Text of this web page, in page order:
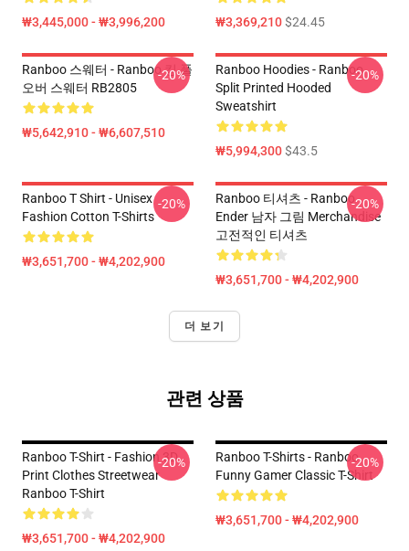
₩3,445,000 - ₩3,996,200 ₩3,369,210$24.45
Ranboo 스웨터 - Ranboo 킹 풀
오버 스웨터 RB2805
₩5,642,910 - ₩6,607,510
-20%
Ranboo Hoodies - Ranboo
Split Printed Hooded
Sweatshirt
₩5,994,300$43.5
-20%
Ranboo T Shirt - Unisex
Fashion Cotton T-Shirts
₩3,651,700 - ₩4,202,900
-20%
Ranboo 티셔츠 - Ranboo
Ender 남자 그림 Merchandise
고전적인 티셔츠
₩3,651,700 - ₩4,202,900
-20%
더 보기
관련 상품
Ranboo T-Shirt - Fashion 3D
Print Clothes Streetwear
Ranboo T-Shirt
₩3,651,700 - ₩4,202,900
-20%
Ranboo T-Shirts - Ranboo
Funny Gamer Classic T-Shirt
₩3,651,700 - ₩4,202,900
-20%